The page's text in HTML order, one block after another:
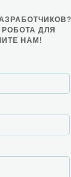
ДЛЯ
НАМ!